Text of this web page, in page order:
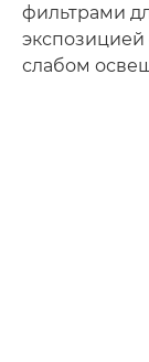
фильтрами
экспозицией
слабом